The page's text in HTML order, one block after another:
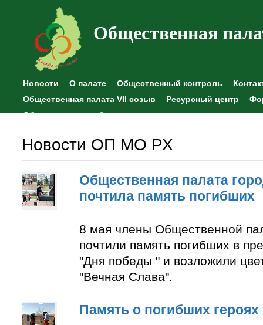
Общественная
Новости О палате Общественный контроль
Общественная палата VII созыв
Ресурсный центр
Общественные наблюдения
Новости ОП МО РХ
Общественная палата
почтила память погибших
8 мая члены Общественной
почтили память погибших в
"Дня победы " и возложили
"Вечная Слава".
Память о погибших героях